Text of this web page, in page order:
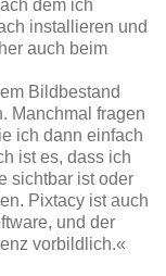
dem ich
installieren und
auch beim
Bildbestand
Manchmal fragen
ich dann einfach
ist es, dass ich
sichtbar ist oder
Pixtacy ist auch
und der
vorbildlich.«